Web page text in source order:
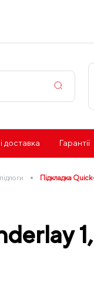
доставка Гарантії
• Підкладка